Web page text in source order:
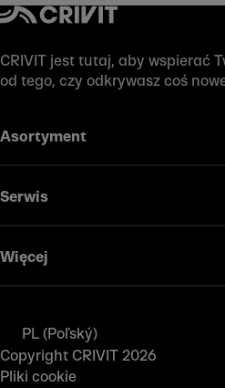
CRIVIT jest tutaj, aby wspierać
od tego, czy odkrywasz coś
Asortyment
Serwis
Więcej
PL (Poľský)
Copyright CRIVIT 2026
Pliki cookie